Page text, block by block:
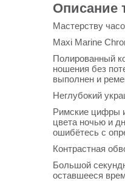
Описание
Мастерству
Maxi Marine
Полированный
ношения без
выполнен и
Неглубокий
Римские цифры
цвета ночью и
ошибётесь с
Контрастная
Большой
оставшееся